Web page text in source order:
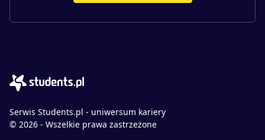
Serwis Students.pl - uniwersum kariery
© 2026 - Wszelkie prawa zastrzeżone